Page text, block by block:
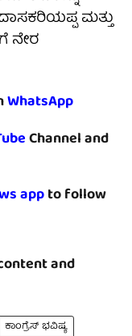
ಮತ್ತು
ನೇರ
WhatsApp
Channel and
appto follow
and
ಕಾಂಗ್ರೆಸ್ ಭವಿಷ್ಯ